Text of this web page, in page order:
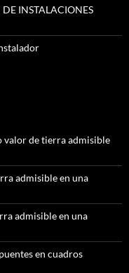
INSTALACIONES
valor de tierra admisible
admisible en una
admisible en una
en cuadros